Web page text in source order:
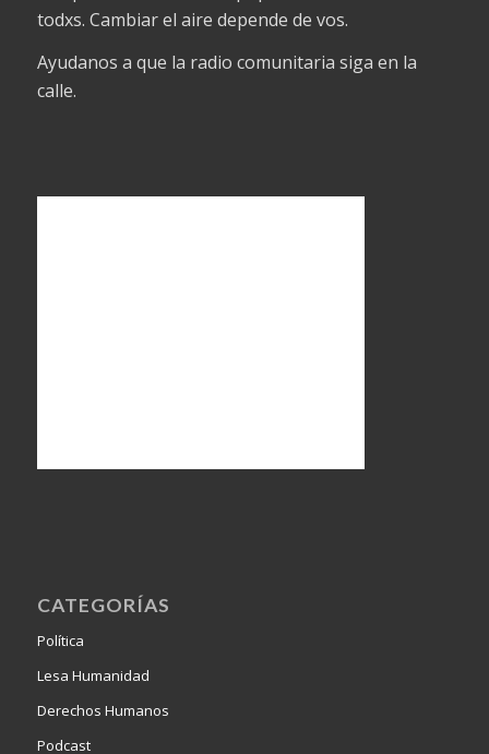
todxs. Cambiar el aire depende de vos.
Ayudanos a que la radio comunitaria siga en la
calle.
CATEGORÍAS
Política
Lesa Humanidad
Derechos Humanos
Podcast